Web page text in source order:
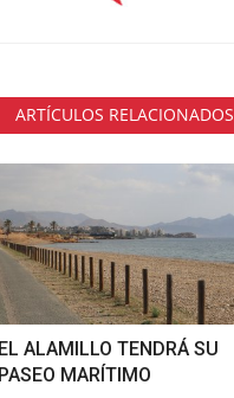
ARTÍCULOS RELACIONADOS
EL ALAMILLO TENDRÁ SU
PASEO MARÍTIMO